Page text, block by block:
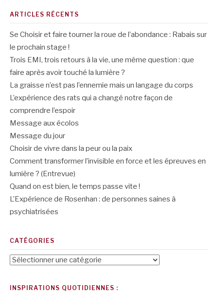
ARTICLES RÉCENTS
Se Choisir et faire tourner la roue de l’abondance : Rabais sur
le prochain stage !
Trois EMI, trois retours à la vie, une même question : que
faire après avoir touché la lumière ?
La graisse n’est pas l’ennemie mais un langage du corps
L’expérience des rats qui a changé notre façon de
comprendre l’espoir
Message aux écolos
Message du jour
Choisir de vivre dans la peur ou la paix
Comment transformer l’invisible en force et les épreuves en
lumière ? (Entrevue)
Quand on est bien, le temps passe vite !
L’Expérience de Rosenhan : de personnes saines à
psychiatrisées
CATÉGORIES
Catégories
INSPIRATIONS QUOTIDIENNES :